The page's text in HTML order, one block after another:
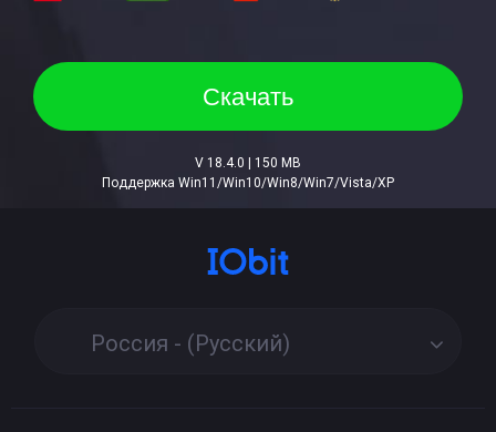
Скачать
V 18.4.0 | 150 MB
Поддержка Win11/Win10/Win8/Win7/Vista/XP
Россия - (Русский)